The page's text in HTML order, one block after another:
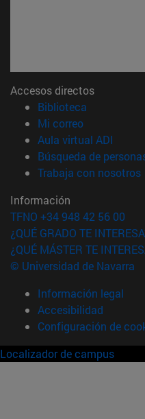
Accesos directos
Biblioteca
Mi correo(abre en
Aula virtual ADI
Búsqueda de
Trabaja con nosotros
Información
TFNO +34 948 42 56 00
¿QUÉ GRADO TE
¿QUÉ MÁSTER TE
© Universidad de Navarra
Información legal
Accesibilidad
Configuración de
Localizador de campus